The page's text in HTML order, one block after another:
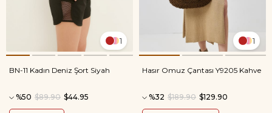
1
BN-11 Kadın Deniz Şort Siyah
%50 $44.95
$89.90
1
Hasır Omuz Çantası Y9205 Kahve
%32 $129.90
$189.90